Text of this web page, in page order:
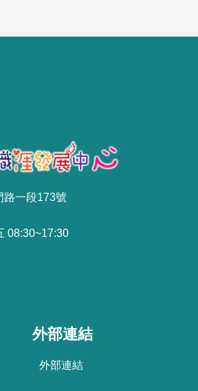
路一段173號
08:30~17:30
外部連結
外部連結